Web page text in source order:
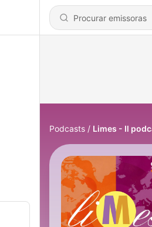
Podcasts Limes - Il